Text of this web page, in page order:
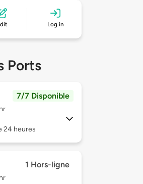
Log in
Ports
7/7 Disponible
24 heures
1 Hors-ligne